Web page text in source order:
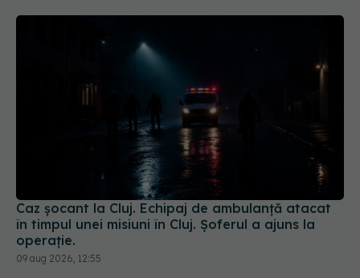
Caz șocant la Cluj. Echipaj de ambulanță atacat
în timpul unei misiuni în Cluj. Șoferul a ajuns la
operație.
09 aug 2026, 12:55